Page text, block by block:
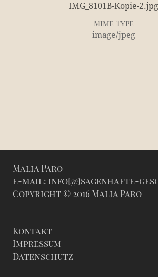
IMG_8101B-Kopie-2.jpg
Mime Type
image/jpeg
Malia Paro
e-mail: info[@]sagenhafte-
Copyright © 2016 Malia Paro
Kontakt
Impressum
Datenschutz